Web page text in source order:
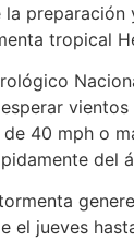
preparación
tropical
40 mph o
del
el jueves